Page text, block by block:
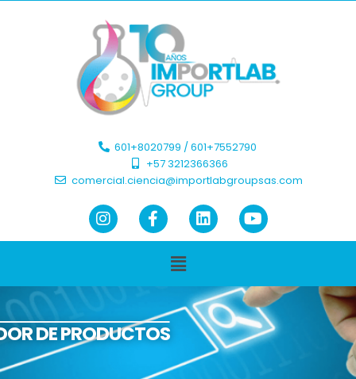
601+8020799 / 601+7552790 ​
+57 3212366366​
comercial.ciencia@importlabgroupsas.com
DE PRODUCTOS